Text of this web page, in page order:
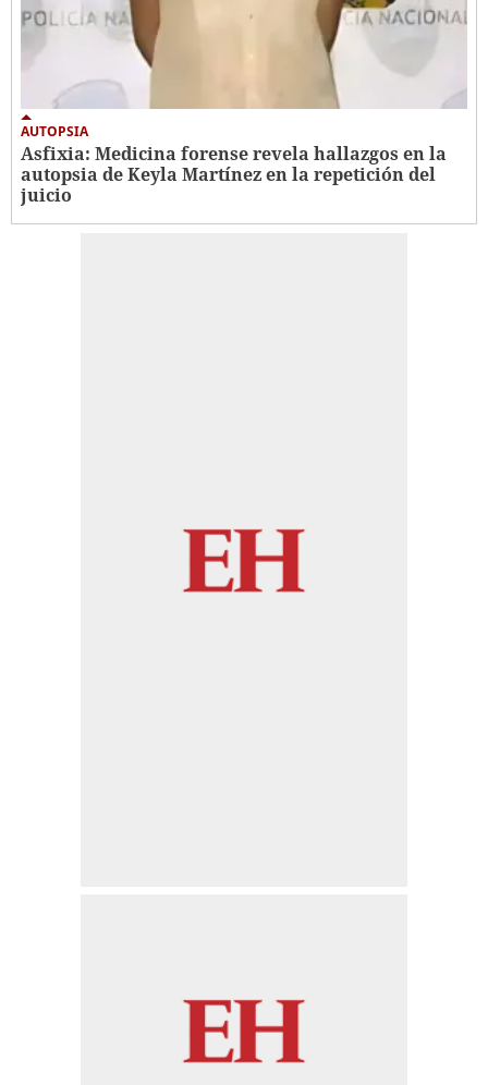
AUTOPSIA
Asfixia: Medicina forense revela hallazgos en la
autopsia de Keyla Martínez en la repetición del
juicio